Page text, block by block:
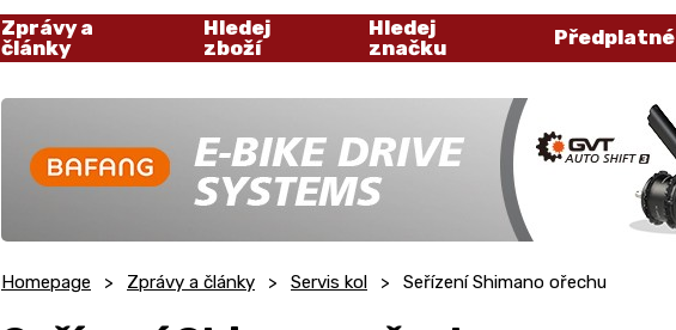
Zprávy a
články
Hledej
zboží
Hledej
značku
Předplatné
Homepage Zprávy a články Servis kol Seřízení Shimano ořechu